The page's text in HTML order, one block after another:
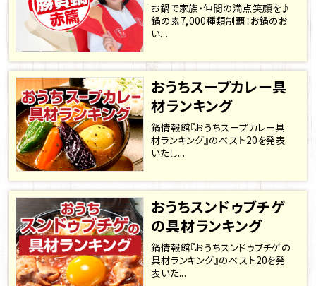
お鍋で家族・仲間の満点笑顔を♪
鍋の素7,000種類制覇！お鍋のお
い...
おうちスープカレー具
材ランキング
鍋情報館『おうちスープカレー具
材ランキング』のベスト20を発表
いたし...
おうちスンドゥブチゲ
の具材ランキング
鍋情報館『おうちスンドゥブチゲの
具材ランキング』のベスト20を発
表いた...